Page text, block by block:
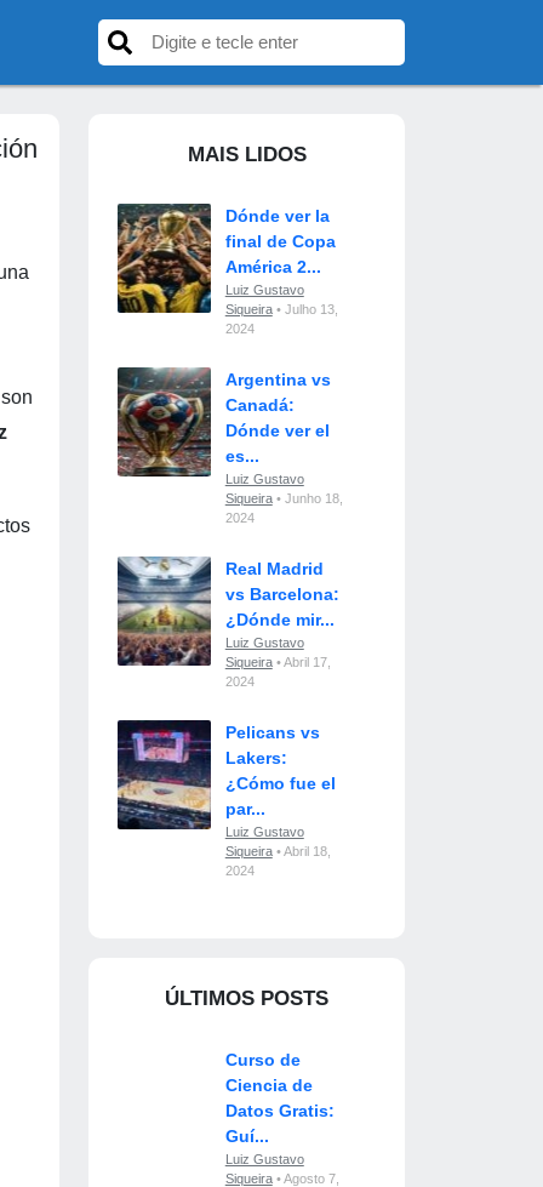
MAIS LIDOS
Dónde ver la
final de Copa
América 2...
Luiz Gustavo
Siqueira• Julho 13,
2024
Argentina vs
Canadá:
Dónde ver el
es...
Luiz Gustavo
Siqueira• Junho 18,
2024
Real Madrid
vs Barcelona:
¿Dónde mir...
Luiz Gustavo
Siqueira• Abril 17,
2024
Pelicans vs
Lakers:
¿Cómo fue el
par...
Luiz Gustavo
Siqueira• Abril 18,
2024
ÚLTIMOS POSTS
Curso de
Ciencia de
Datos Gratis:
Guí...
Luiz Gustavo
Siqueira• Agosto 7,